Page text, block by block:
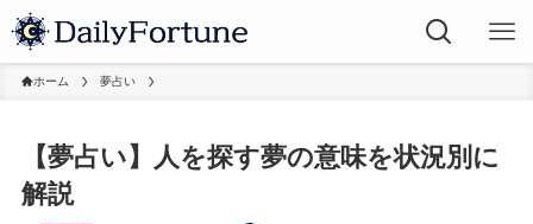
ホーム 夢占い
【夢占い】人を探す夢の意味を状況別に
解説